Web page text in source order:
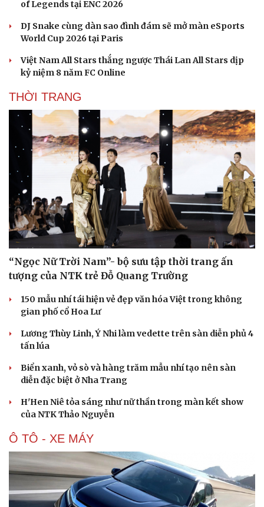
Văn hóa
Sân khấu - Điện ảnh
Văn học
Âm nhạc
Di sản
Giải trí
Nghệ sĩ
Thời trang
Sao Việt
of Legends tại ENC 2026
DJ Snake cùng dàn sao đình đám sẽ mở màn eSports
World Cup 2026 tại Paris
Việt Nam All Stars thắng ngược Thái Lan All Stars dịp
kỷ niệm 8 năm FC Online
THỜI TRANG
“Ngọc Nữ Trời Nam”- bộ sưu tập thời trang ấn
tượng của NTK trẻ Đỗ Quang Trường
150 mẫu nhí tái hiện vẻ đẹp văn hóa Việt trong không
gian phố cổ Hoa Lư
Lương Thùy Linh, Ý Nhi làm vedette trên sàn diễn phủ 4
tấn lúa
Biển xanh, vỏ sò và hàng trăm mẫu nhí tạo nên sàn
diễn đặc biệt ở Nha Trang
H'Hen Niê tỏa sáng như nữ thần trong màn kết show
của NTK Thảo Nguyễn
Ô TÔ - XE MÁY